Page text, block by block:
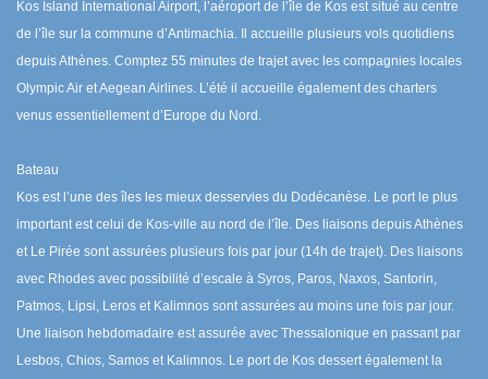
Kos Island International Airport, l’aéroport de l’île de Kos est situé au centre
de l’île sur la commune d’Antimachia. Il accueille plusieurs vols quotidiens
depuis Athènes. Comptez 55 minutes de trajet avec les compagnies locales
Olympic Air et Aegean Airlines. L’été il accueille également des charters
venus essentiellement d’Europe du Nord.
Bateau
Kos est l’une des îles les mieux desservies du Dodécanèse. Le port le plus
important est celui de Kos-ville au nord de l’île. Des liaisons depuis Athènes
et Le Pirée sont assurées plusieurs fois par jour (14h de trajet). Des liaisons
avec Rhodes avec possibilité d’escale à Syros, Paros, Naxos, Santorin,
Patmos, Lipsi, Leros et Kalimnos sont assurées au moins une fois par jour.
Une liaison hebdomadaire est assurée avec Thessalonique en passant par
Lesbos, Chios, Samos et Kalimnos. Le port de Kos dessert également la